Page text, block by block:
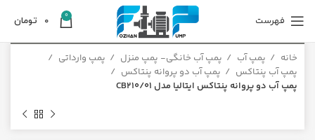
فهرست 0
0 تومان
خانه پمپ آب پمپ آب خانگی- پمپ منزل
پمپ وارداتی
پمپ آب پنتاکس
پمپ آب دو پروانه پنتاکس
پمپ آب دو پروانه پنتاکس ایتالیا مدل CB210/01